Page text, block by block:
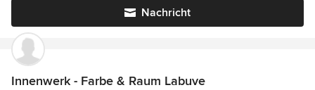
Nachricht
Innenwerk - Farbe & Raum Labuve